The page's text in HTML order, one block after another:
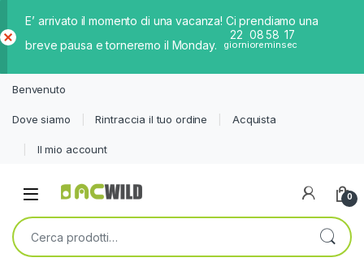
E’ arrivato il momento di una vacanza! Ci prendiamo una
breve pausa e torneremo il Monday.
22
giorni
08
ore
58
min
17
sec
iud
Benvenuto
Dove siamo Rintraccia il tuo ordine Acquista
Il mio account
0
Cerca: